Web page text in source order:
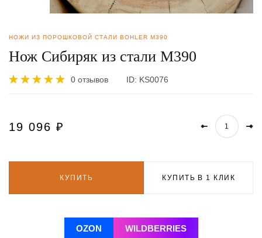
НОЖИ ИЗ ПОРОШКОВОЙ СТАЛИ BOHLER M390
Нож Сибиряк из стали М390
0 отзывов ID: KS0076
19 096 ₽
КУПИТЬ КУПИТЬ В 1 КЛИК
OZON WILDBERRIES